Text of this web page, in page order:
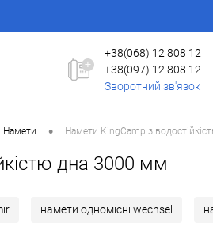
+38(068) 12 808 12
+38(097) 12 808 12
Зворотний зв'язок
Намети • Намети KingCamp з
дна 3000 мм
намети одномісні wechsel